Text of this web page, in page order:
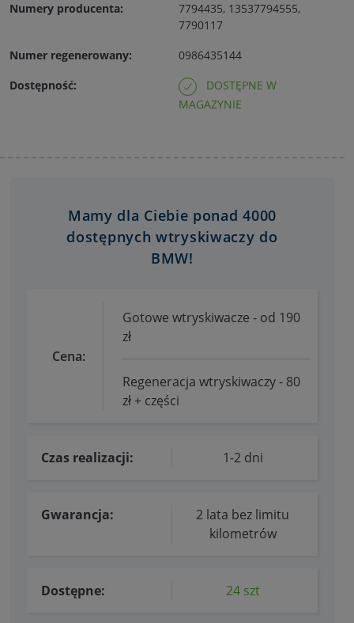
Numery producenta:
7794435, 13537794555,
7790117
Numer regenerowany:
0986435144
Dostępność:
DOSTĘPNE W
MAGAZYNIE
Mamy dla Ciebie ponad 4000
dostępnych wtryskiwaczy do
BMW!
Cena:
Gotowe wtryskiwacze - od 190
zł
Regeneracja wtryskiwaczy - 80
zł + części
Czas realizacji: 1-2 dni
Gwarancja:
2 lata bez limitu
kilometrów
Dostępne: 24 szt